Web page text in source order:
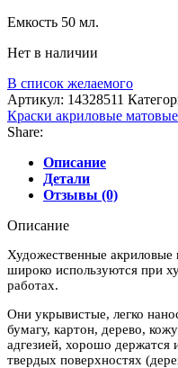
Емкость 50 мл.
Нет в наличии
В список желаемого
Артикул: 14328511
Краски акриловые матовые
Share:
Описание
Детали
Отзывы (0)
Описание
Художественные акриловые
широко используются при
работах.
Они укрывистые, легко
бумагу, картон, дерево,
адгезией, хорошо держатся
твердых поверхностях